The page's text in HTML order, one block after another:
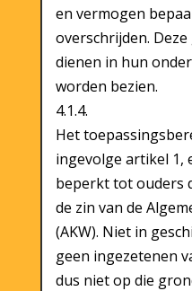
en vermogen
overschrijden.
dienen in hun
worden bezien.
4.1.4.
Het
ingevolge artikel 1,
beperkt tot ouders
de zin van de
(AKW). Niet in
geen ingezetenen
dus niet op die